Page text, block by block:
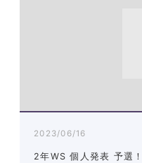
2023/06/16
2年WS 個人発表 予選！